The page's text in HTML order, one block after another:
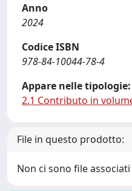
Anno
2024
Codice ISBN
978-84-10044-78-4
Appare nelle tipologie:
2.1 Contributo in
File in questo prodotto:
Non ci sono file